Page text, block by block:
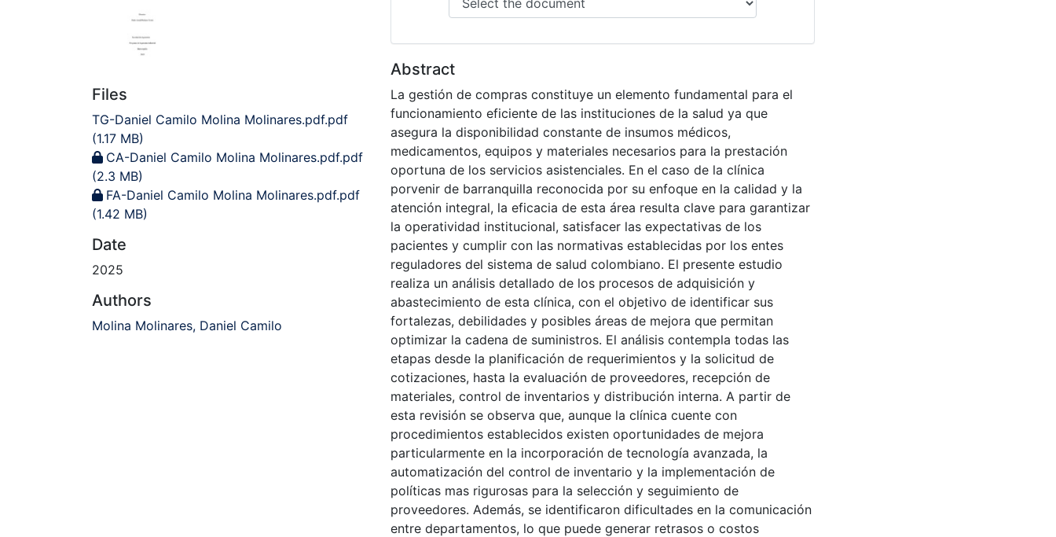
Files
TG-Daniel Camilo Molina Molinares.pdf.pdf
(1.17 MB)
CA-Daniel Camilo Molina Molinares.pdf.pdf
(2.3 MB)
FA-Daniel Camilo Molina Molinares.pdf.pdf
(1.42 MB)
Date
2025
Authors
Molina Molinares, Daniel Camilo
Abstract
La gestión de compras constituye un elemento fundamental para el
funcionamiento eficiente de las instituciones de la salud ya que
asegura la disponibilidad constante de insumos médicos,
medicamentos, equipos y materiales necesarios para la prestación
oportuna de los servicios asistenciales. En el caso de la clínica
porvenir de barranquilla reconocida por su enfoque en la calidad y la
atención integral, la eficacia de esta área resulta clave para garantizar
la operatividad institucional, satisfacer las expectativas de los
pacientes y cumplir con las normativas establecidas por los entes
reguladores del sistema de salud colombiano. El presente estudio
realiza un análisis detallado de los procesos de adquisición y
abastecimiento de esta clínica, con el objetivo de identificar sus
fortalezas, debilidades y posibles áreas de mejora que permitan
optimizar la cadena de suministros. El análisis contempla todas las
etapas desde la planificación de requerimientos y la solicitud de
cotizaciones, hasta la evaluación de proveedores, recepción de
materiales, control de inventarios y distribución interna. A partir de
esta revisión se observa que, aunque la clínica cuente con
procedimientos establecidos existen oportunidades de mejora
particularmente en la incorporación de tecnología avanzada, la
automatización del control de inventario y la implementación de
políticas mas rigurosas para la selección y seguimiento de
proveedores. Además, se identificaron dificultades en la comunicación
entre departamentos, lo que puede generar retrasos o costos